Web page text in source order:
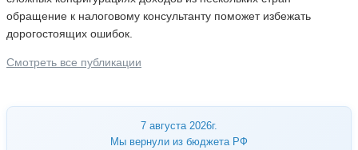
7 августа 2026г.
Мы вернули из бюджета РФ
обращение к налоговому консультанту поможет избежать
дорогостоящих ошибок.
Смотреть все публикации